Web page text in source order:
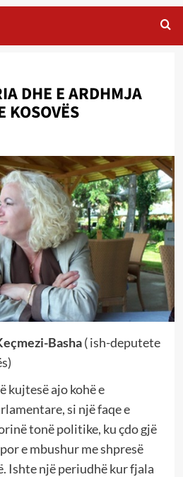
DHE E ARDHMJA
KOSOVËS
Basha( ish-deputete
kujtesë ajo kohë e
si një faqe e
tonë politike, ku çdo gjë
e mbushur me shpresë
Ishte një periudhë kur fjala